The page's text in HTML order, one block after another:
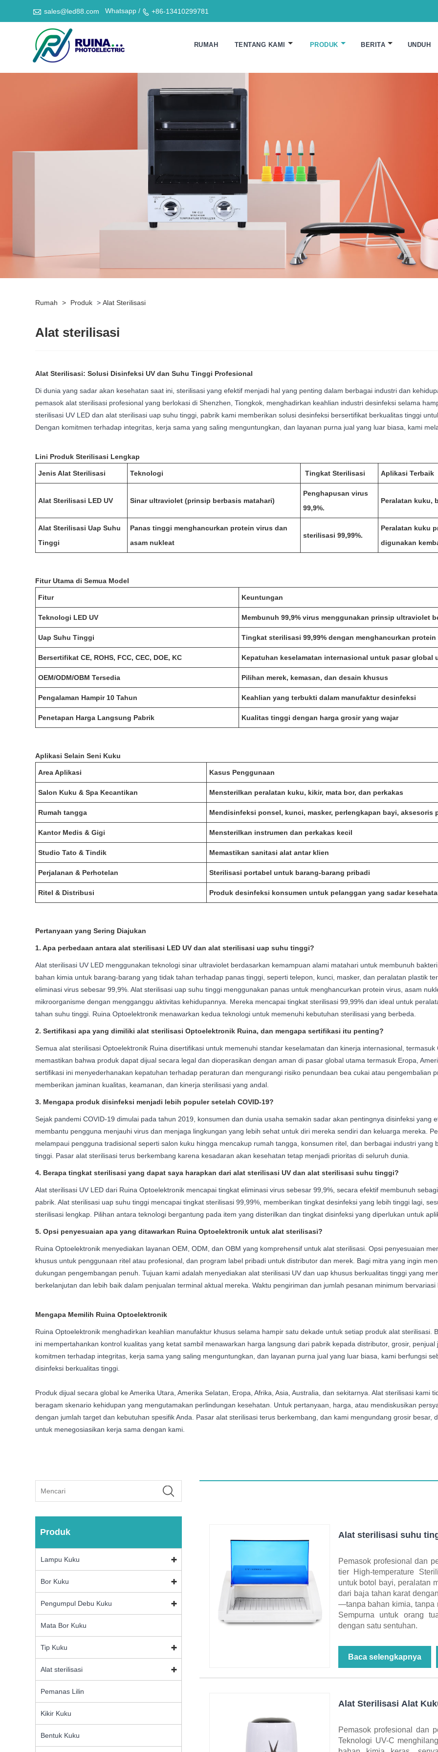
 sales@led88.com Whatsapp /  +86-13410299781
RUMAH TENTANG KAMI PRODUK BERITA UNDUH
Rumah > Produk > Alat Sterilisasi
Alat sterilisasi
Alat Sterilisasi: Solusi Disinfeksi UV dan Suhu Tinggi Profesional
Di dunia yang sadar akan kesehatan saat ini, sterilisasi yang efektif menjadi hal yang penting dalam berbagai industri dan
pemasok alat sterilisasi profesional yang berlokasi di Shenzhen, Tiongkok, menghadirkan keahlian industri desinfeksi selama
sterilisasi UV LED dan alat sterilisasi uap suhu tinggi, pabrik kami memberikan solusi desinfeksi bersertifikat berkualitas tinggi
Dengan komitmen terhadap integritas, kerja sama yang saling menguntungkan, dan layanan purna jual yang luar biasa, kami
Lini Produk Sterilisasi Lengkap
Jenis Alat Sterilisasi Teknologi Tingkat Sterilisasi Aplikasi Terbaik
Alat Sterilisasi LED UV Sinar ultraviolet (prinsip berbasis matahari)
Penghapusan virus
99,9%.
Peralatan kuku,
Alat Sterilisasi Uap Suhu
Tinggi
Panas tinggi menghancurkan protein virus dan
asam nukleat
sterilisasi 99,99%.
Peralatan kuku
digunakan
Fitur Utama di Semua Model
Fitur Keuntungan
Teknologi LED UV Membunuh 99,9% virus menggunakan prinsip ultraviolet
Uap Suhu Tinggi Tingkat sterilisasi 99,99% dengan menghancurkan
Bersertifikat CE, ROHS, FCC, CEC, DOE, KC Kepatuhan keselamatan internasional untuk pasar global
OEM/ODM/OBM Tersedia Pilihan merek, kemasan, dan desain khusus
Pengalaman Hampir 10 Tahun Keahlian yang terbukti dalam manufaktur desinfeksi
Penetapan Harga Langsung Pabrik Kualitas tinggi dengan harga grosir yang wajar
Aplikasi Selain Seni Kuku
Area Aplikasi Kasus Penggunaan
Salon Kuku & Spa Kecantikan Mensterilkan peralatan kuku, kikir, mata bor, dan perkakas
Rumah tangga Mendisinfeksi ponsel, kunci, masker, perlengkapan bayi, aksesoris
Kantor Medis & Gigi Mensterilkan instrumen dan perkakas kecil
Studio Tato & Tindik Memastikan sanitasi alat antar klien
Perjalanan & Perhotelan Sterilisasi portabel untuk barang-barang pribadi
Ritel & Distribusi Produk desinfeksi konsumen untuk pelanggan yang sadar
Pertanyaan yang Sering Diajukan
1. Apa perbedaan antara alat sterilisasi LED UV dan alat sterilisasi uap suhu tinggi?
Alat sterilisasi UV LED menggunakan teknologi sinar ultraviolet berdasarkan kemampuan alami matahari untuk membunuh
bahan kimia untuk barang-barang yang tidak tahan terhadap panas tinggi, seperti telepon, kunci, masker, dan peralatan plastik
eliminasi virus sebesar 99,9%. Alat sterilisasi uap suhu tinggi menggunakan panas untuk menghancurkan protein virus, asam
mikroorganisme dengan mengganggu aktivitas kehidupannya. Mereka mencapai tingkat sterilisasi 99,99% dan ideal untuk
tahan suhu tinggi. Ruina Optoelektronik menawarkan kedua teknologi untuk memenuhi kebutuhan sterilisasi yang berbeda.
2. Sertifikasi apa yang dimiliki alat sterilisasi Optoelektronik Ruina, dan mengapa sertifikasi itu penting?
Semua alat sterilisasi Optoelektronik Ruina disertifikasi untuk memenuhi standar keselamatan dan kinerja internasional,
memastikan bahwa produk dapat dijual secara legal dan dioperasikan dengan aman di pasar global utama termasuk Eropa,
sertifikasi ini menyederhanakan kepatuhan terhadap peraturan dan mengurangi risiko penundaan bea cukai atau pengembalian
memberikan jaminan kualitas, keamanan, dan kinerja sterilisasi yang andal.
3. Mengapa produk disinfeksi menjadi lebih populer setelah COVID-19?
Sejak pandemi COVID-19 dimulai pada tahun 2019, konsumen dan dunia usaha semakin sadar akan pentingnya disinfeksi yang
membantu pengguna menjauhi virus dan menjaga lingkungan yang lebih sehat untuk diri mereka sendiri dan keluarga mereka.
melampaui pengguna tradisional seperti salon kuku hingga mencakup rumah tangga, konsumen ritel, dan berbagai industri
tinggi. Pasar alat sterilisasi terus berkembang karena kesadaran akan kesehatan tetap menjadi prioritas di seluruh dunia.
4. Berapa tingkat sterilisasi yang dapat saya harapkan dari alat sterilisasi UV dan alat sterilisasi suhu tinggi?
Alat sterilisasi UV LED dari Ruina Optoelektronik mencapai tingkat eliminasi virus sebesar 99,9%, secara efektif membunuh
pabrik. Alat sterilisasi uap suhu tinggi mencapai tingkat sterilisasi 99,99%, memberikan tingkat desinfeksi yang lebih tinggi lagi,
sterilisasi lengkap. Pilihan antara teknologi bergantung pada item yang disterilkan dan tingkat disinfeksi yang diperlukan untuk
5. Opsi penyesuaian apa yang ditawarkan Ruina Optoelektronik untuk alat sterilisasi?
Ruina Optoelektronik menyediakan layanan OEM, ODM, dan OBM yang komprehensif untuk alat sterilisasi. Opsi penyesuaian
khusus untuk penggunaan ritel atau profesional, dan program label pribadi untuk distributor dan merek. Bagi mitra yang ingin
dukungan pengembangan penuh. Tujuan kami adalah menyediakan alat sterilisasi UV dan uap khusus berkualitas tinggi yang
berkelanjutan dan lebih baik dalam penjualan terminal aktual mereka. Waktu pengiriman dan jumlah pesanan minimum
Mengapa Memilih Ruina Optoelektronik
Ruina Optoelektronik menghadirkan keahlian manufaktur khusus selama hampir satu dekade untuk setiap produk alat sterilisasi.
ini mempertahankan kontrol kualitas yang ketat sambil menawarkan harga langsung dari pabrik kepada distributor, grosir,
komitmen terhadap integritas, kerja sama yang saling menguntungkan, dan layanan purna jual yang luar biasa, kami berfungsi
disinfeksi berkualitas tinggi.
Produk dijual secara global ke Amerika Utara, Amerika Selatan, Eropa, Afrika, Asia, Australia, dan sekitarnya. Alat sterilisasi kami
beragam skenario kehidupan yang mengutamakan perlindungan kesehatan. Untuk pertanyaan, harga, atau mendiskusikan
dengan jumlah target dan kebutuhan spesifik Anda. Pasar alat sterilisasi terus berkembang, dan kami mengundang grosir besar,
untuk menegosiasikan kerja sama dengan kami.
Produk
Lampu Kuku
Bor Kuku
Pengumpul Debu Kuku
Mata Bor Kuku
Tip Kuku
Alat sterilisasi
Pemanas Lilin
Kikir Kuku
Bentuk Kuku
Alat sterilisasi suhu
Pemasok profesional dan
tier High-temperature
untuk botol bayi, peralatan
dari baja tahan karat
—tanpa bahan kimia, tanpa
Sempurna untuk orang
dengan satu sentuhan.
Baca selengkapnya
Alat Sterilisasi Alat
Pemasok profesional dan
Teknologi UV-C